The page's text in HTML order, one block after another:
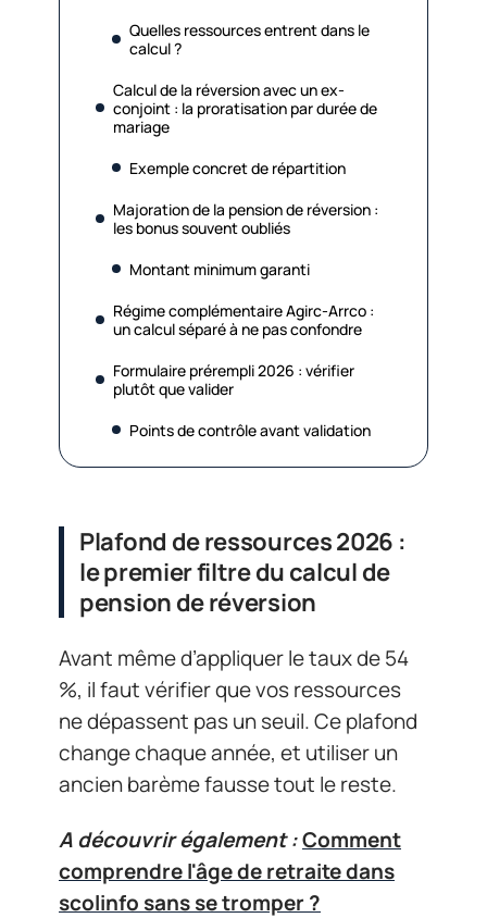
Quelles ressources entrent dans le
calcul ?
Calcul de la réversion avec un ex-
conjoint : la proratisation par durée de
mariage
Exemple concret de répartition
Majoration de la pension de réversion :
les bonus souvent oubliés
Montant minimum garanti
Régime complémentaire Agirc-Arrco :
un calcul séparé à ne pas confondre
Formulaire prérempli 2026 : vérifier
plutôt que valider
Points de contrôle avant validation
Plafond de ressources 2026 :
le premier filtre du calcul de
pension de réversion
Avant même d’appliquer le taux de 54
%, il faut vérifier que vos ressources
ne dépassent pas un seuil. Ce plafond
change chaque année, et utiliser un
ancien barème fausse tout le reste.
A découvrir également :Comment
comprendre l'âge de retraite dans
scolinfo sans se tromper ?